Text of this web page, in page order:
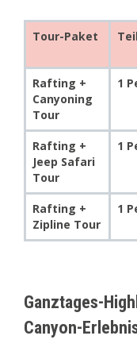
Tour-Paket
Rafting +
Canyoning
Tour
1
Rafting +
Jeep Safari
Tour
1
Rafting +
Zipline Tour
1
Ganztages-
Canyon-